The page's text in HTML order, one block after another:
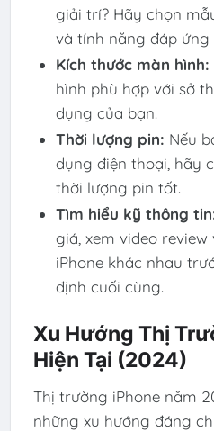
giải trí? Hãy chọn
và tính năng đáp
Kích thước màn hình:
hình phù hợp với sở
dụng của bạn.
Thời lượng pin: Nếu
dụng điện thoại, hãy
thời lượng pin tốt.
Tìm hiểu kỹ thông
giá, xem video
iPhone khác nhau
định cuối cùng.
Xu Hướng Thị
Hiện Tại (2024)
Thị trường iPhone năm
những xu hướng đáng